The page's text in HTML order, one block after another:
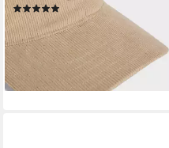
(1)
20,99 € UVP25,00 €
-16%
lieferbar - in 1-2 Werktagen bei dir